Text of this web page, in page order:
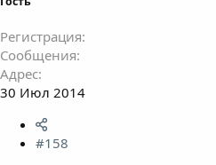
Регистрация
Сообщения
Адрес
30 Июл 2014
#158